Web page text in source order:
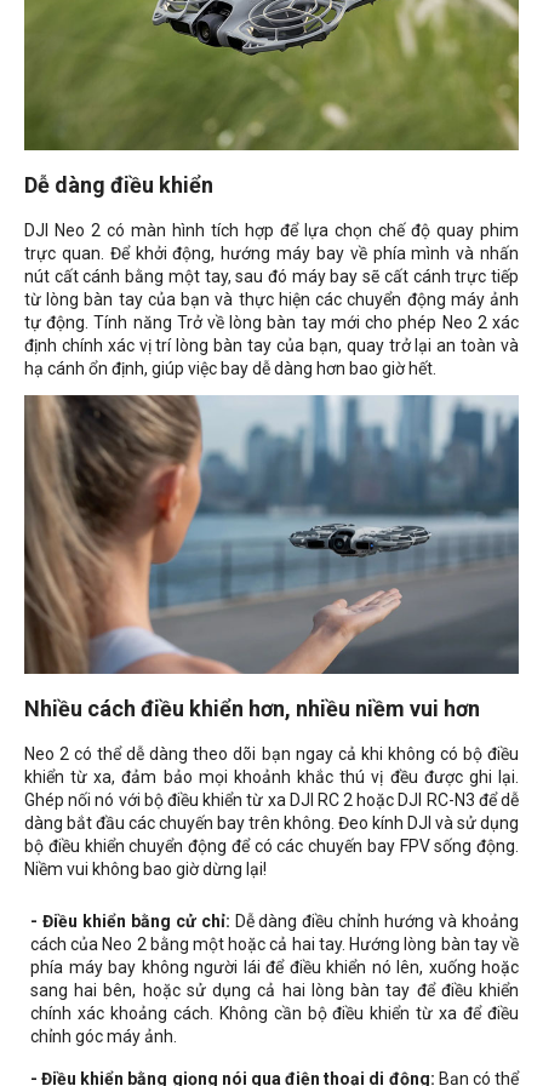
Dễ dàng điều khiển
DJI Neo 2 có màn hình tích hợp để lựa chọn chế độ quay phim
trực quan. Để khởi động, hướng máy bay về phía mình và nhấn
nút cất cánh bằng một tay, sau đó máy bay sẽ cất cánh trực tiếp
từ lòng bàn tay của bạn và thực hiện các chuyển động máy ảnh
tự động. Tính năng Trở về lòng bàn tay mới cho phép Neo 2 xác
định chính xác vị trí lòng bàn tay của bạn, quay trở lại an toàn và
hạ cánh ổn định, giúp việc bay dễ dàng hơn bao giờ hết.
Nhiều cách điều khiển hơn, nhiều niềm vui hơn
Neo 2 có thể dễ dàng theo dõi bạn ngay cả khi không có bộ điều
khiển từ xa, đảm bảo mọi khoảnh khắc thú vị đều được ghi lại.
Ghép nối nó với bộ điều khiển từ xa DJI RC 2 hoặc DJI RC-N3 để dễ
dàng bắt đầu các chuyến bay trên không. Đeo kính DJI và sử dụng
bộ điều khiển chuyển động để có các chuyến bay FPV sống động.
Niềm vui không bao giờ dừng lại!
- Điều khiển bằng cử chỉ: Dễ dàng điều chỉnh hướng và khoảng
cách của Neo 2 bằng một hoặc cả hai tay. Hướng lòng bàn tay về
phía máy bay không người lái để điều khiển nó lên, xuống hoặc
sang hai bên, hoặc sử dụng cả hai lòng bàn tay để điều khiển
chính xác khoảng cách. Không cần bộ điều khiển từ xa để điều
chỉnh góc máy ảnh.
- Điều khiển bằng giọng nói qua điện thoại di động: Bạn có thể